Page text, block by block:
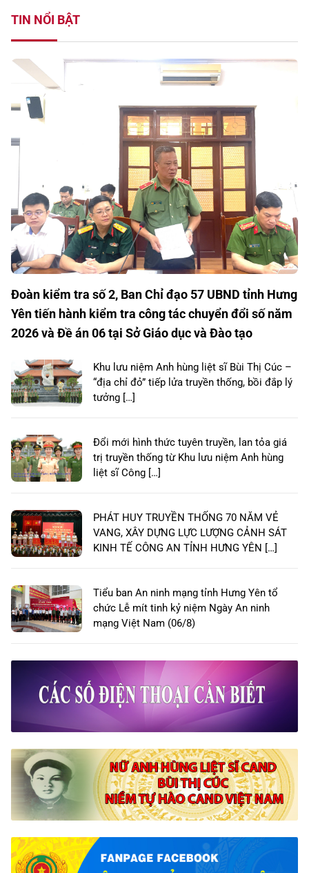
TIN NỔI BẬT
Đoàn kiểm tra số 2, Ban Chỉ đạo 57 UBND tỉnh Hưng
Yên tiến hành kiểm tra công tác chuyển đổi số năm
2026 và Đề án 06 tại Sở Giáo dục và Đào tạo
Khu lưu niệm Anh hùng liệt sĩ Bùi Thị Cúc –
“địa chỉ đỏ” tiếp lửa truyền thống, bồi đắp lý
tưởng […]
Đổi mới hình thức tuyên truyền, lan tỏa giá
trị truyền thống từ Khu lưu niệm Anh hùng
liệt sĩ Công […]
PHÁT HUY TRUYỀN THỐNG 70 NĂM VẺ
VANG, XÂY DỰNG LỰC LƯỢNG CẢNH SÁT
KINH TẾ CÔNG AN TỈNH HƯNG YÊN […]
Tiểu ban An ninh mạng tỉnh Hưng Yên tổ
chức Lễ mít tinh kỷ niệm Ngày An ninh
mạng Việt Nam (06/8)